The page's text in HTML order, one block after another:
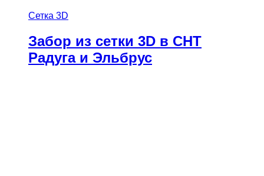
Сетка 3D
Забор из сетки 3D в СНТ
Радуга и Эльбрус